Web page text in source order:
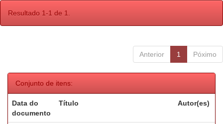
Resultado 1-1 de 1.
Anterior 1 Póximo
Conjunto de itens:
Data do
documento
Título Autor(es)